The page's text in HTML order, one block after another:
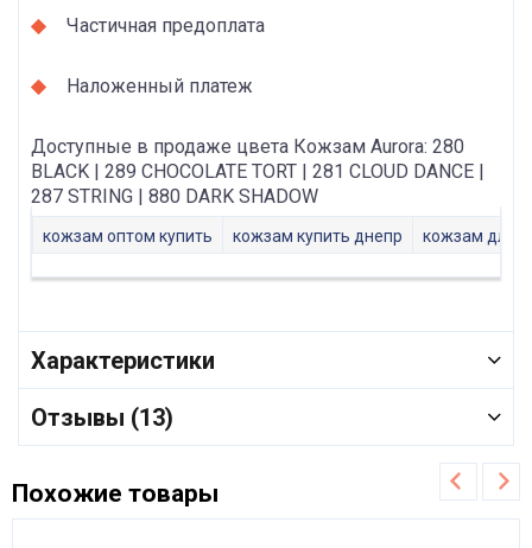
Частичная предоплата
Наложенный платеж
Доступные в продаже цвета Кожзам Aurora: 280
BLACK | 289 CHOCOLATE TORT | 281 CLOUD DANCE |
287 STRING | 880 DARK SHADOW
кожзам оптом купить кожзам купить днепр кожзам для
Характеристики
Отзывы (13)
Похожие товары